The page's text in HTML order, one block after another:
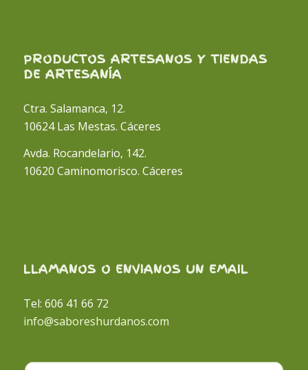
PRODUCTOS ARTESANOS Y TIENDAS
DE ARTESANÍA
Ctra. Salamanca, 12.
10624 Las Mestas. Cáceres
Avda. Rocandelario, 142.
10620 Caminomorisco. Cáceres
LLAMANOS O ENVIANOS UN EMAIL
Tel: 606 41 66 72
info@saboreshurdanos.com